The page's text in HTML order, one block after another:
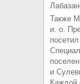
Также
и. о.
и